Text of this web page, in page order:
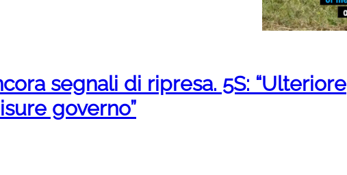
segnali di ripresa. 5S: “Ulteriore
governo”